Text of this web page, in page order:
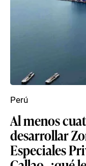
Al menos
desarrollar
Especiales
Perú